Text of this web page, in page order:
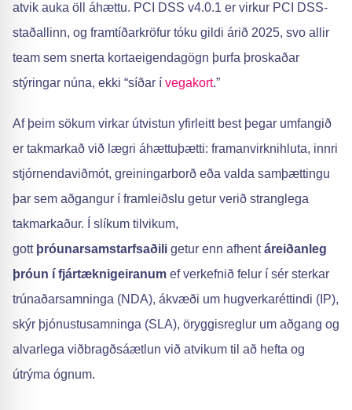
atvik auka öll áhættu. PCI DSS v4.0.1 er virkur PCI DSS-
staðallinn, og framtíðarkröfur tóku gildi árið 2025, svo allir
team sem snerta kortaeigendagögn þurfa þroskaðar
stýringar núna, ekki “síðar í vegakort.”
Af þeim sökum virkar útvistun yfirleitt best þegar umfangið
er takmarkað við lægri áhættuþætti: framanvirknihluta, innri
stjórnendaviðmót, greiningarborð eða valda samþættingu
þar sem aðgangur í framleiðslu getur verið stranglega
takmarkaður. Í slíkum tilvikum,
gott þróunarsamstarfsaðili getur enn afhentáreiðanleg
þróun í fjártæknigeiranum ef verkefnið felur í sér sterkar
trúnaðarsamninga (NDA), ákvæði um hugverkaréttindi (IP),
skýr þjónustusamninga (SLA), öryggisreglur um aðgang og
alvarlega viðbragðsáætlun við atvikum til að hefta og
útrýma ógnum.